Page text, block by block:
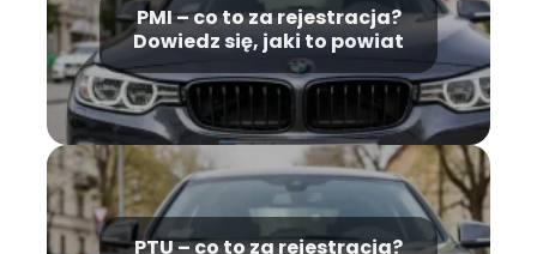
PMI – co to za rejestracja?
Dowiedz się, jaki to powiat
PTU – co to za rejestracja?